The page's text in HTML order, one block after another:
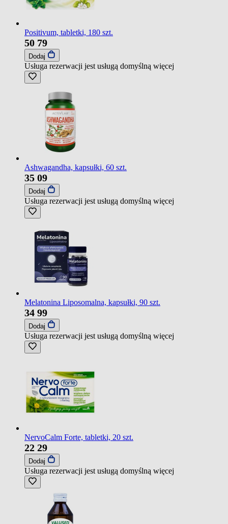
Positivum, tabletki, 180 szt.
50 79
Dodaj
Usługa rezerwacji jest usługą domyślną więcej
Ashwagandha, kapsułki, 60 szt.
35 09
Dodaj
Usługa rezerwacji jest usługą domyślną więcej
Melatonina Liposomalna, kapsułki, 90 szt.
34 99
Dodaj
Usługa rezerwacji jest usługą domyślną więcej
NervoCalm Forte, tabletki, 20 szt.
22 29
Dodaj
Usługa rezerwacji jest usługą domyślną więcej